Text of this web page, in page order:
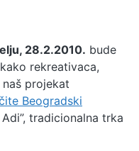
28.2.2010. bude
rekreativaca,
projekat
Beogradski
Adi”, tradicionalna trka